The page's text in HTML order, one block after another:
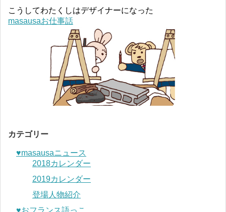
こうしてわたくしはデザイナーになった
masausaお仕事話
カテゴリー
♥︎masausaニュース
2018カレンダー
2019カレンダー
登場人物紹介